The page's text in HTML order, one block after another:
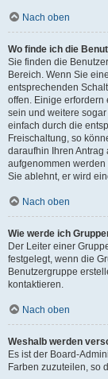
Nach oben
Wo finde ich die
Sie finden die
Bereich. Wenn Sie
entsprechenden
offen. Einige erfordern
sein und weitere
einfach durch die
Freischaltung, so
daraufhin Ihren Antrag
aufgenommen
Sie ablehnt, er wird
Nach oben
Wie werde ich
Der Leiter einer
festgelegt, wenn die
Benutzergruppe
kontaktieren.
Nach oben
Weshalb werden
Es ist der Board-
Farben zuzuteilen, so